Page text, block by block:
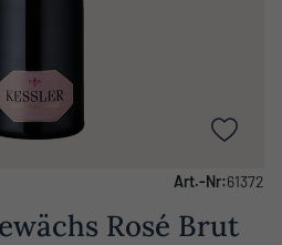
Art.-Nr:61372
Rosé Brut